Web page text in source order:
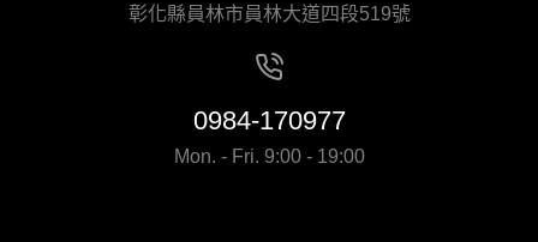
彰化縣員林市員林大道四段519號
0984-170977
Mon. - Fri. 9:00 - 19:00